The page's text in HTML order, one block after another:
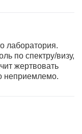
лаборатория.
по спектру/визу,
жертвовать
неприемлемо.